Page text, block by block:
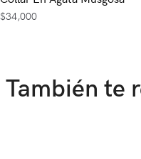
$34,000
También te